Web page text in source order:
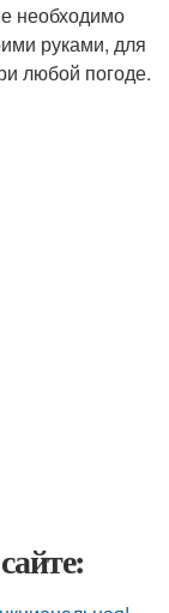
необходимо
руками, для
любой погоде.